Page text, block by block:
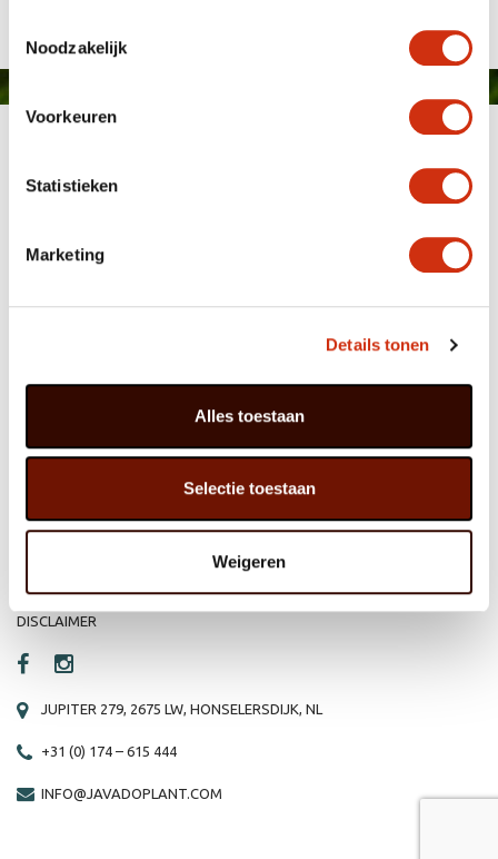
Noodzakelijk
Voorkeuren
Statistieken
Marketing
Details tonen
Alles toestaan
Selectie toestaan
Weigeren
ORGANISATIE
REFERENTIES
WEBSHOP
NIEUWS
VACATURE
PRIVACY STATEMENT
DISCLAIMER
JUPITER 279, 2675 LW, HONSELERSDIJK, NL
+31 (0) 174 – 615 444
INFO@JAVADOPLANT.COM